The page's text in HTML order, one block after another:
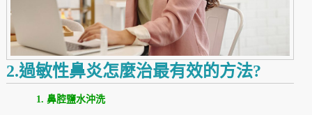
2.過敏性鼻炎怎麼治最有效的方法?
1. 鼻腔鹽水沖洗